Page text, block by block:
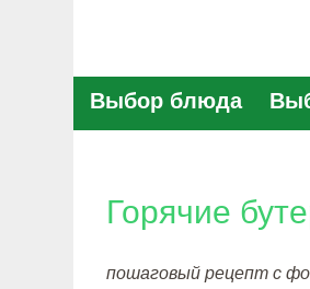
Выбор блюда
Горячие
пошаговый рецепт с